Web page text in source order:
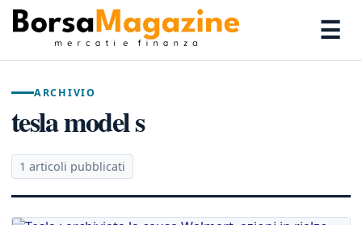
☰
ARCHIVIO
tesla model s
1 articoli pubblicati